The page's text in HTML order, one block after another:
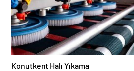
Konutkent Halı Yıkama